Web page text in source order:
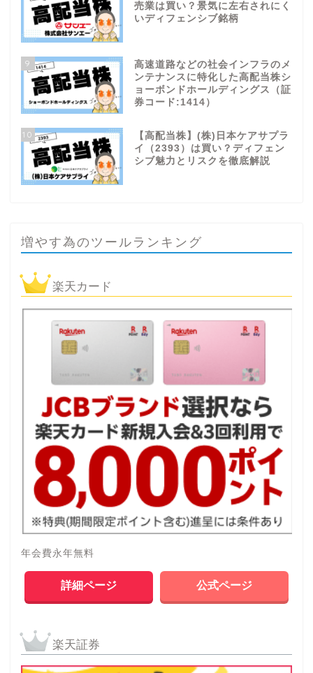
売業は買い？景気に左右されにく
いディフェンシブ銘柄
9
高速道路などの社会インフラのメ
ンテナンスに特化した高配当株シ
ョーボンドホールディングス（証
券コード:1414）
10
【高配当株】(株)日本ケアサプラ
イ（2393）は買い？ディフェン
シブ魅力とリスクを徹底解説
増やす為のツールランキング
楽天カード
年会費永年無料
詳細ページ 公式ページ
楽天証券